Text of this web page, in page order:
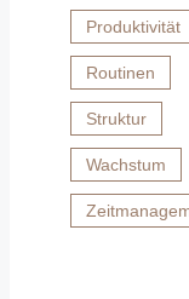
Produktivität
Routinen
Struktur
Wachstum